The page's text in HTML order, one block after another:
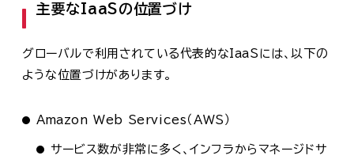
主要なIaaSの位置づけ
グローバルで利用されている代表的なIaaSには、以下の
ような位置づけがあります。
Amazon Web Services（AWS）
サービス数が非常に多く、インフラからマネージドサ